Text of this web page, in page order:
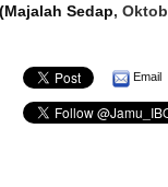
(Majalah Sedap,
Email